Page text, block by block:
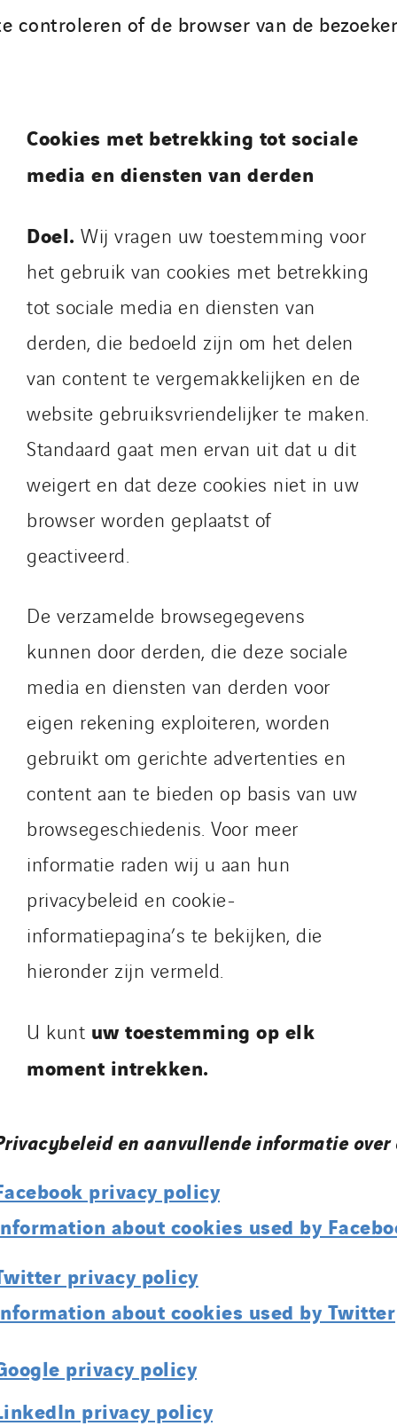
controleren of de browser van de
Cookies met betrekking tot sociale
media en diensten van derden
Doel. Wij vragen uw toestemming voor
het gebruik van cookies met betrekking
tot sociale media en diensten van
derden, die bedoeld zijn om het delen
van content te vergemakkelijken en de
website gebruiksvriendelijker te maken.
Standaard gaat men ervan uit dat u dit
weigert en dat deze cookies niet in uw
browser worden geplaatst of
geactiveerd.
De verzamelde browsegegevens
kunnen door derden, die deze sociale
media en diensten van derden voor
eigen rekening exploiteren, worden
gebruikt om gerichte advertenties en
content aan te bieden op basis van uw
browsegeschiedenis. Voor meer
informatie raden wij u aan hun
privacybeleid en cookie-
informatiepagina’s te bekijken, die
hieronder zijn vermeld.
U kunt uw toestemming op elk
moment intrekken.
en aanvullende informatie
privacy policy
about cookies used by
privacy policy
about cookies used by Twitter
privacy policy
privacy policy